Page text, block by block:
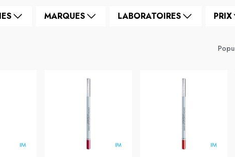
MARQUES LABORATOIRES PRIX